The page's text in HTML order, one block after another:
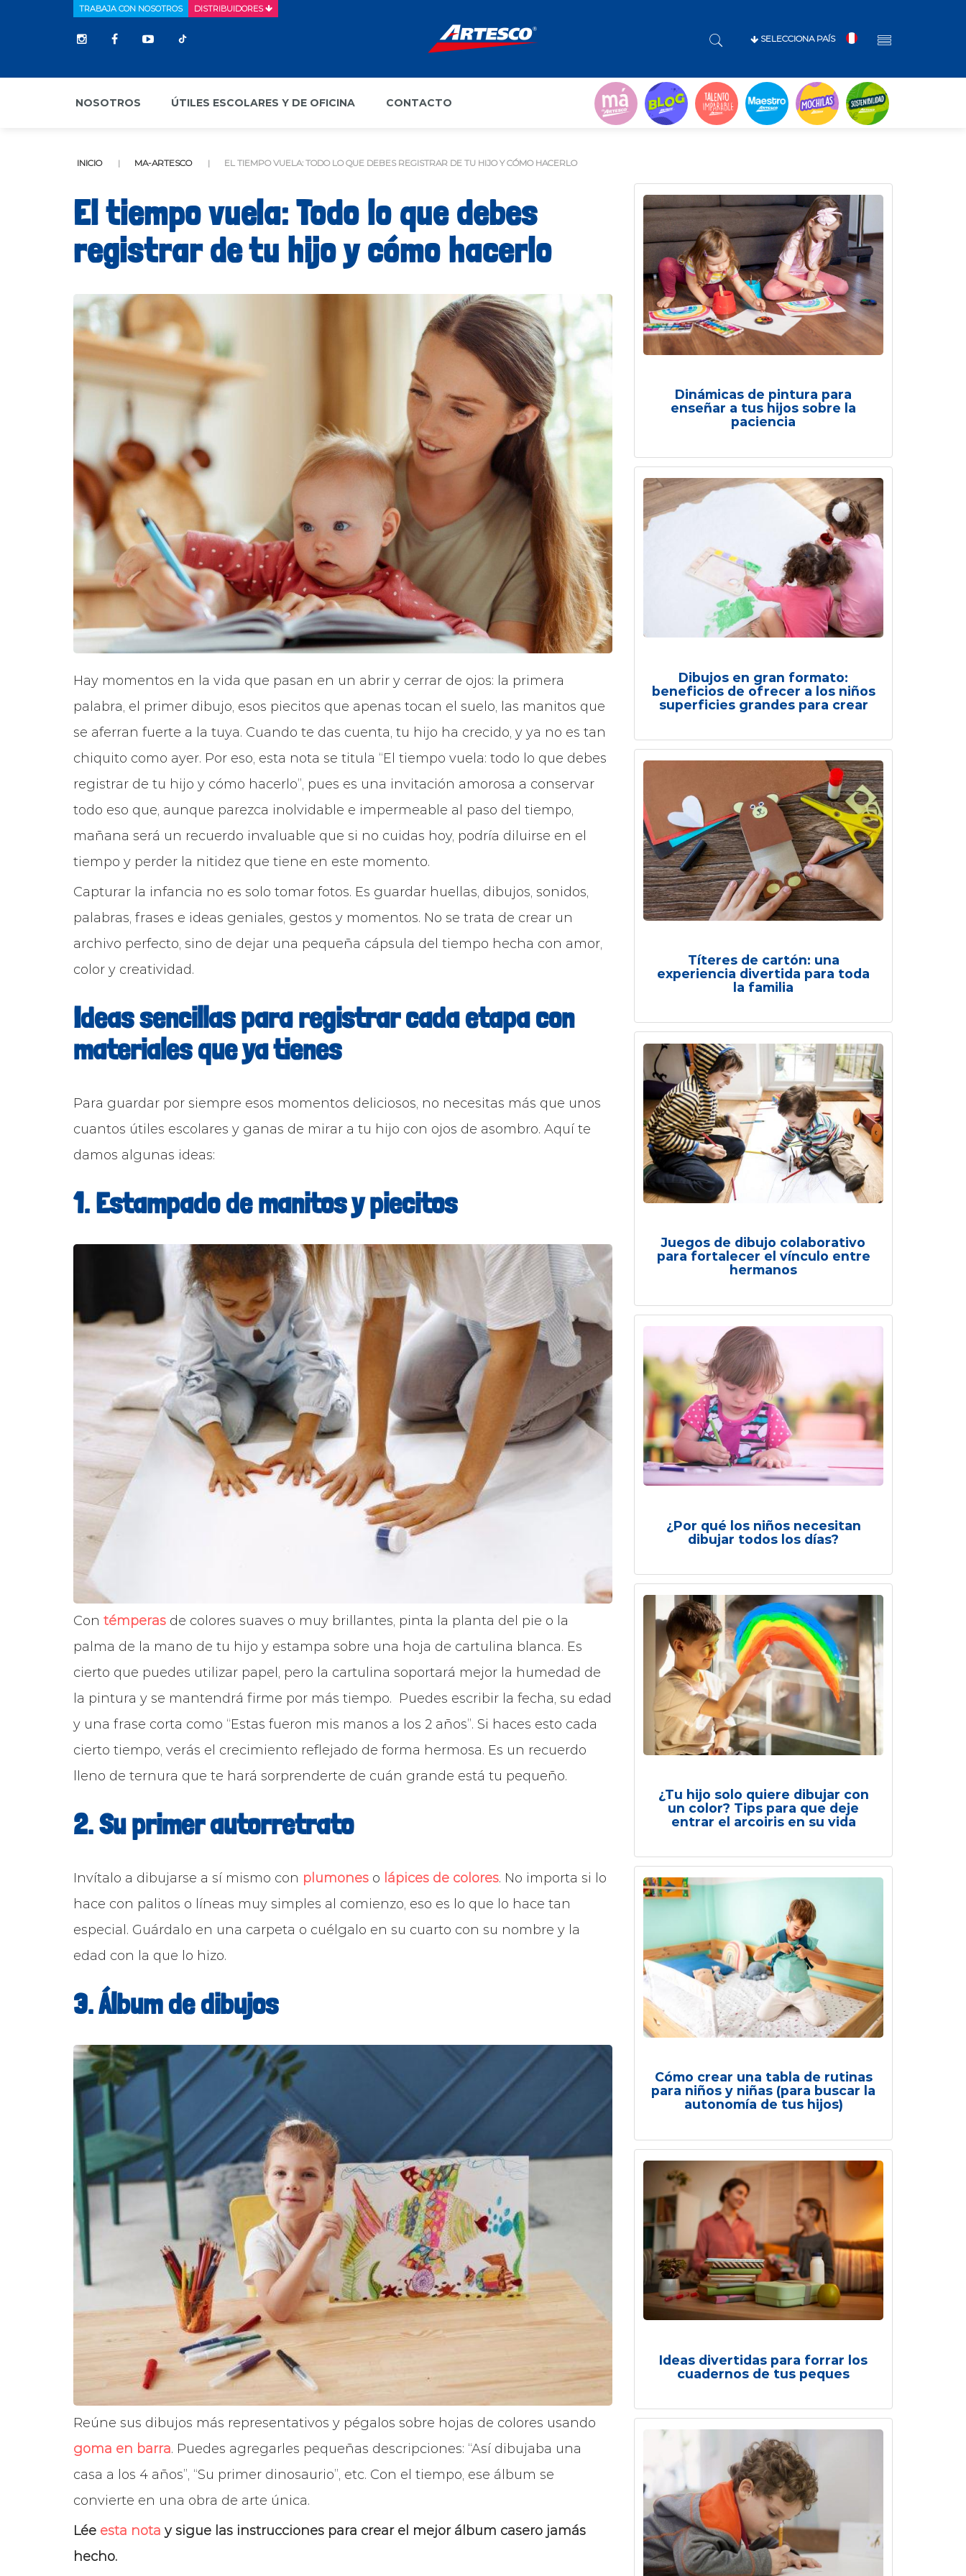
TRABAJA CON NOSOTROS DISTRIBUIDORES
SELECCIONA PAÍS
NOSOTROS ÚTILES ESCOLARES Y DE OFICINA CONTACTO
INICIO MA-ARTESCO EL TIEMPO VUELA: TODO LO QUE DEBES REGISTRAR DE TU HIJO Y CÓMO HACERLO
El tiempo vuela: Todo lo que debes
registrar de tu hijo y cómo hacerlo
Hay momentos en la vida que pasan en un abrir y cerrar de ojos: la primera
palabra, el primer dibujo, esos piecitos que apenas tocan el suelo, las manitos que
se aferran fuerte a la tuya. Cuando te das cuenta, tu hijo ha crecido, y ya no es tan
chiquito como ayer. Por eso, esta nota se titula “El tiempo vuela: todo lo que debes
registrar de tu hijo y cómo hacerlo”, pues es una invitación amorosa a conservar
todo eso que, aunque parezca inolvidable e impermeable al paso del tiempo,
mañana será un recuerdo invaluable que si no cuidas hoy, podría diluirse en el
tiempo y perder la nitidez que tiene en este momento.
Capturar la infancia no es solo tomar fotos. Es guardar huellas, dibujos, sonidos,
palabras, frases e ideas geniales, gestos y momentos. No se trata de crear un
archivo perfecto, sino de dejar una pequeña cápsula del tiempo hecha con amor,
color y creatividad.
Ideas sencillas para registrar cada etapa con
materiales que ya tienes
Para guardar por siempre esos momentos deliciosos, no necesitas más que unos
cuantos útiles escolares y ganas de mirar a tu hijo con ojos de asombro. Aquí te
damos algunas ideas:
1. Estampado de manitos y piecitos
Con témperas de colores suaves o muy brillantes, pinta la planta del pie o la
palma de la mano de tu hijo y estampa sobre una hoja de cartulina blanca. Es
cierto que puedes utilizar papel, pero la cartulina soportará mejor la humedad de
la pintura y se mantendrá firme por más tiempo. Puedes escribir la fecha, su edad
y una frase corta como “Estas fueron mis manos a los 2 años”. Si haces esto cada
cierto tiempo, verás el crecimiento reflejado de forma hermosa. Es un recuerdo
lleno de ternura que te hará sorprenderte de cuán grande está tu pequeño.
2. Su primer autorretrato
Invítalo a dibujarse a sí mismo con plumones o lápices de colores. No importa si lo
hace con palitos o líneas muy simples al comienzo, eso es lo que lo hace tan
especial. Guárdalo en una carpeta o cuélgalo en su cuarto con su nombre y la
edad con la que lo hizo.
3. Álbum de dibujos
Reúne sus dibujos más representativos y pégalos sobre hojas de colores usando
goma en barra. Puedes agregarles pequeñas descripciones: “Así dibujaba una
casa a los 4 años”, “Su primer dinosaurio”, etc. Con el tiempo, ese álbum se
convierte en una obra de arte única.
Lée esta nota y sigue las instrucciones para crear el mejor álbum casero jamás
hecho.
Dinámicas de pintura para
enseñar a tus hijos sobre la
paciencia
Dibujos en gran formato:
beneficios de ofrecer a los niños
superficies grandes para crear
Títeres de cartón: una
experiencia divertida para toda
la familia
Juegos de dibujo colaborativo
para fortalecer el vínculo entre
hermanos
¿Por qué los niños necesitan
dibujar todos los días?
¿Tu hijo solo quiere dibujar con
un color? Tips para que deje
entrar el arcoiris en su vida
Cómo crear una tabla de rutinas
para niños y niñas (para buscar la
autonomía de tus hijos)
Ideas divertidas para forrar los
cuadernos de tus peques